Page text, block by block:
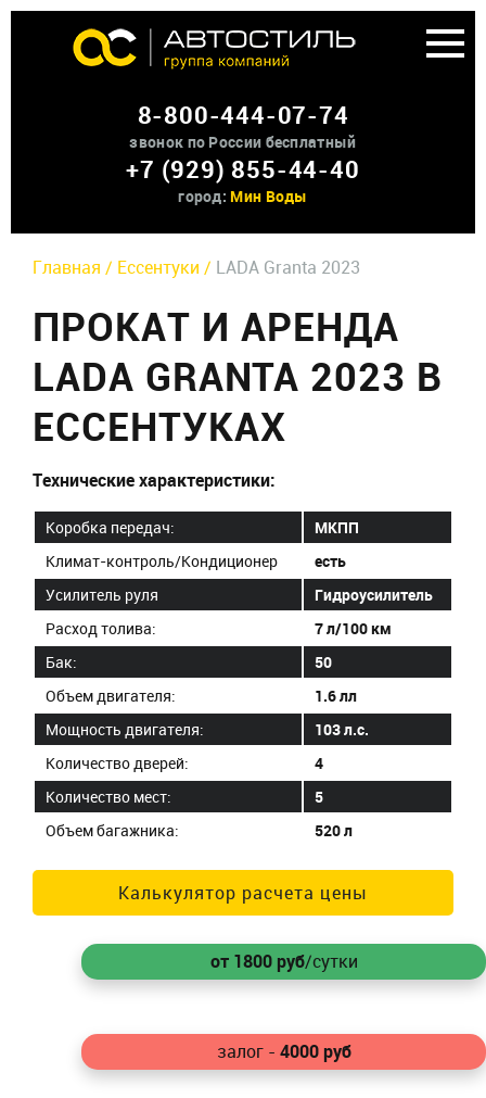
Аренда доп оборудования
О нас
Контакты
8-800-444-07-74
звонок по России бесплатный
+7 (929) 855-44-40
город: Мин Воды
Главная / Ессентуки / LADA Granta 2023
ПРОКАТ И АРЕНДА
LADA GRANTA 2023 В
ЕССЕНТУКАХ
Технические характеристики:
Коробка передач:
МКПП
Климат-контроль/Кондиционер
есть
Усилитель руля
Гидроусилитель
Расход толива:
7 л/100 км
Бак:
50
Объем двигателя:
1.6 лл
Мощность двигателя:
103 л.с.
Количество дверей:
4
Количество мест:
5
Объем багажника:
520 л
Калькулятор расчета цены
от 1800руб/сутки
залог - 4000руб